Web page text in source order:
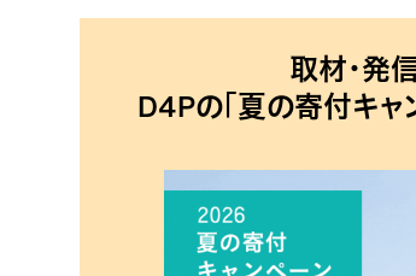
取材・発
D4Pの「夏の寄付キャ